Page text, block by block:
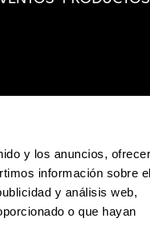
y los anuncios, ofrecer
información sobre
y análisis web,
o que hayan